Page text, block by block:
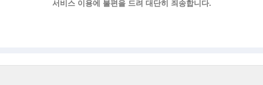
서비스 이용에 불편을 드려 대단히 죄송합니다.